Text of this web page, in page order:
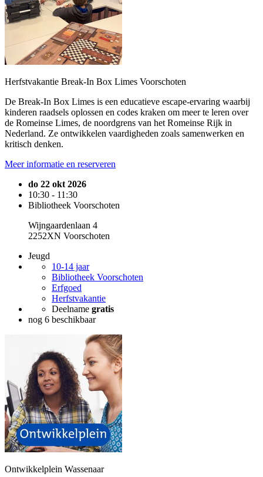
Herfstvakantie Break-In Box Limes Voorschoten
De Break-In Box Limes is een educatieve escape-ervaring waarbij
kinderen raadsels oplossen en codes kraken om meer te leren over
de Romeinse Limes, de noordgrens van het Romeinse Rijk in
Nederland. Ze ontwikkelen vaardigheden zoals samenwerken en
kritisch denken.
Meer informatie en reserveren
do 22 okt 2026
10:30 - 11:30
Bibliotheek Voorschoten
Wijngaardenlaan 4
2252XN Voorschoten
Jeugd
10-14 jaar
Bibliotheek Voorschoten
Erfgoed
Herfstvakantie
Deelname gratis
nog 6 beschikbaar
Ontwikkelplein Wassenaar